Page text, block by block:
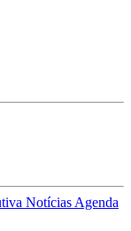
Notícias Agenda